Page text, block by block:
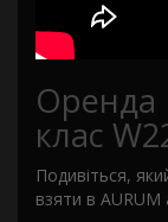
Оренда
клас
Подивіться,
взяти в AURUM